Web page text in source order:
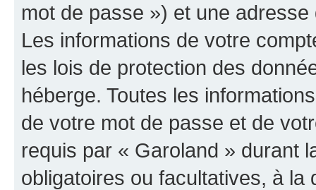
mot de passe ») et une
Les informations de votre
les lois de protection des
héberge. Toutes les
de votre mot de passe et de
requis par « Garoland » durant
obligatoires ou facultatives, à